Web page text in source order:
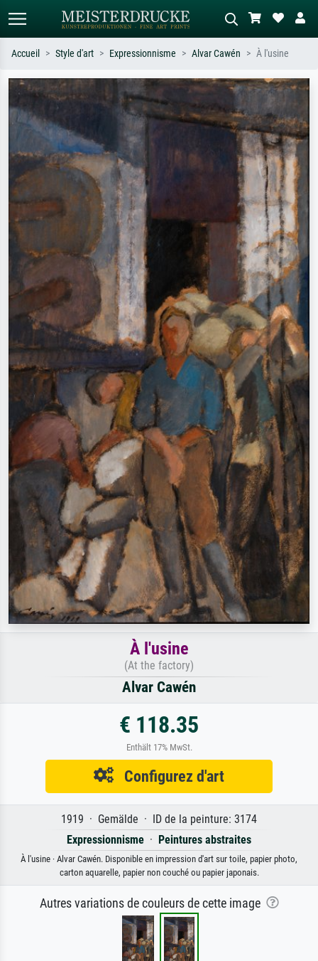
Recherche standard Recherche d'images IA
Recherchez par artiste, titre ou style –
ex. Monet, Nuit étoilée,
impressionnisme, vague de Hokusai,
nu.
Décrivez la scène – ex. prairie verte,
abstrait avec beaucoup de rouge,
tableau sombre, nu debout près d'un
Accueil Style d'art Expressionnisme Alvar Cawén À l'usine
À l'usine
(At the factory)
Alvar Cawén
€ 118.35
Enthält 17% MwSt.
Configurez d'art
1919 · Gemälde · ID de la peinture: 3174
Expressionnisme · Peintures abstraites
À l'usine · Alvar Cawén. Disponible en impression d'art sur toile, papier photo,
carton aquarelle, papier non couché ou papier japonais.
Autres variations de couleurs de cette image